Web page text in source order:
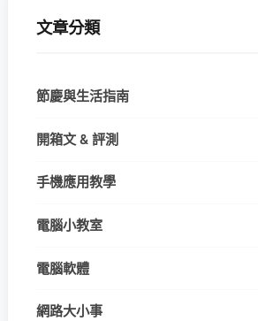
文章分類
節慶與生活指南
開箱文 & 評測
手機應用教學
電腦小教室
電腦軟體
網路大小事